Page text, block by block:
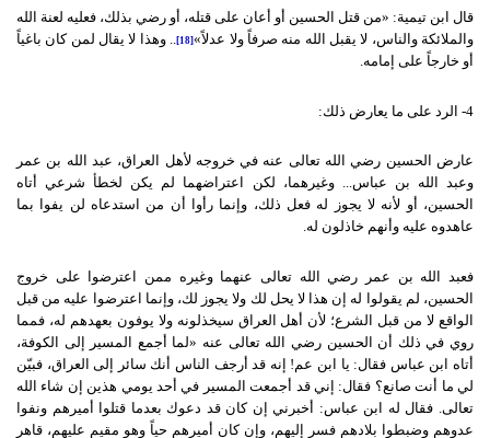
قال ابن تيمية: «من قتل الحسين أو أعان على قتله، أو رضي بذلك، فعليه لعنة الله
والملائكة والناس، لا يقبل الله منه صرفاً ولا عدلاً»[18]
.. وهذا لا يقال لمن كان باغياً
أو خارجاً على إمامه.
4- الرد على ما يعارض ذلك:
عارض الحسين رضي الله تعالى عنه في خروجه لأهل العراق، عبد الله بن عمر
وعبد الله بن عباس... وغيرهما، لكن اعتراضهما لم يكن لخطأ شرعي أتاه
الحسين، أو لأنه لا يجوز له فعل ذلك، وإنما رأوا أن من استدعاه لن يفوا بما
عاهدوه عليه وأنهم خاذلون له.
فعبد الله بن عمر رضي الله تعالى عنهما وغيره ممن اعترضوا على خروج
الحسين، لم يقولوا له إن هذا لا يحل لك ولا يجوز لك، وإنما اعترضوا عليه من قبل
الواقع لا من قبل الشرع؛ لأن أهل العراق سيخذلونه ولا يوفون بعهدهم له، فمما
روي في ذلك أن الحسين رضي الله تعالى عنه «لما أجمع المسير إلى الكوفة،
أتاه ابن عباس فقال: يا ابن عم! إنه قد أرجف الناس أنك سائر إلى العراق، فبيّن
لي ما أنت صانع؟ فقال: إني قد أجمعت المسير في أحد يومي هذين إن شاء الله
تعالى. فقال له ابن عباس: أخبرني إن كان قد دعوك بعدما قتلوا أميرهم ونفوا
عدوهم وضبطوا بلادهم فسر إليهم، وإن كان أميرهم حياً وهو مقيم عليهم، قاهر